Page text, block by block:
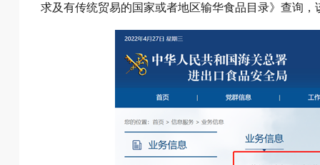
求及有传统贸易的国家或者地区输华食品目录》查询，